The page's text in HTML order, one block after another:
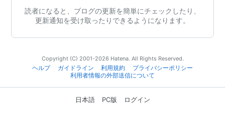
読者になると、ブログの更新を簡単にチェックしたり、
更新通知を受け取ったりできるようになります。
Copyright (C) 2001-2026 Hatena. All Rights Reserved.
ヘルプ
ガイドライン 利用規約
プライバシーポリシー
利用者情報の外部送信について
日本語 PC版 ログイン